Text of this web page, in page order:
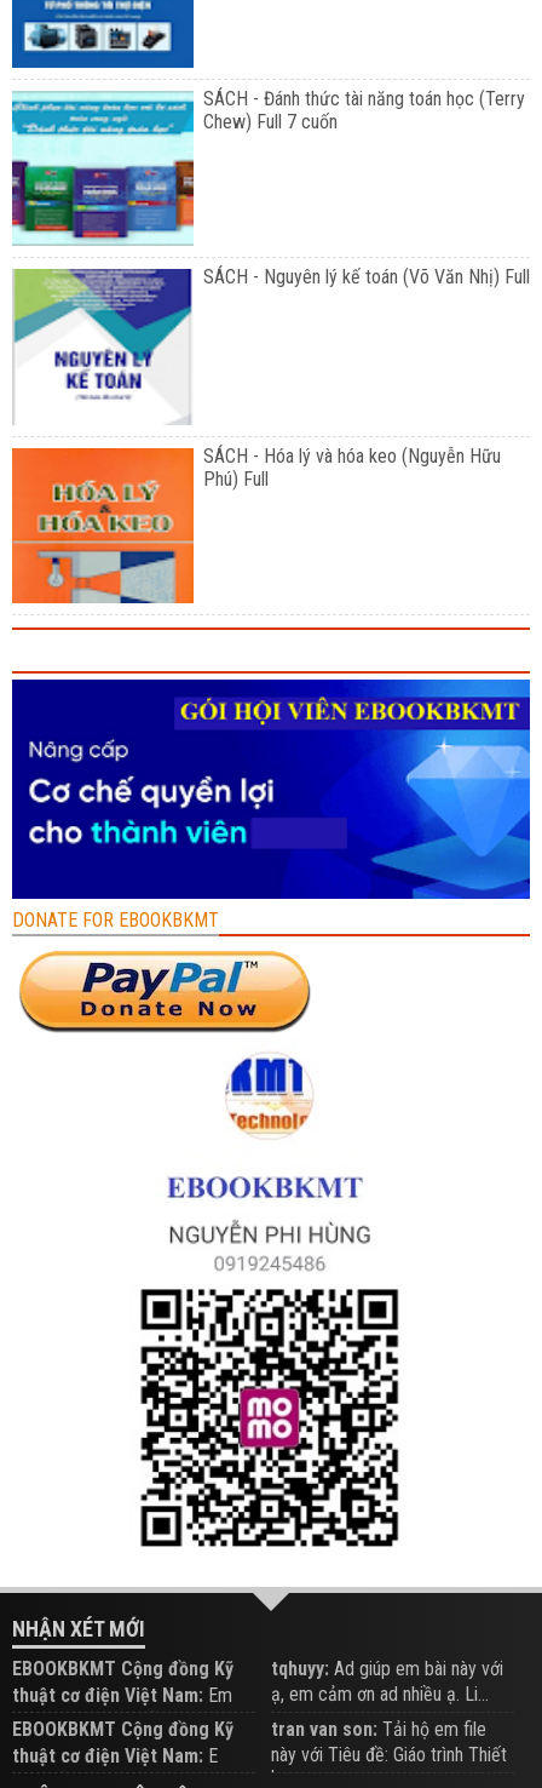
SÁCH - Đánh thức tài năng toán học (Terry
Chew) Full 7 cuốn
SÁCH - Nguyên lý kế toán (Võ Văn Nhị) Full
SÁCH - Hóa lý và hóa keo (Nguyễn Hữu
Phú) Full
DONATE FOR EBOOKBKMT
NHẬN XÉT MỚI
EBOOKBKMT Cộng đồng Kỹ
thuật cơ điện Việt Nam: Em
đăng trên Group hỗ trợ nhé
tqhuyy: Ad giúp em bài này với
ạ, em cảm ơn ad nhiều ạ. Li...
EBOOKBKMT Cộng đồng Kỹ
thuật cơ điện Việt Nam: E
xem hỗ trợ trên Group
tran van son: Tải hộ em file
này với Tiêu đề: Giáo trình Thiết
b...